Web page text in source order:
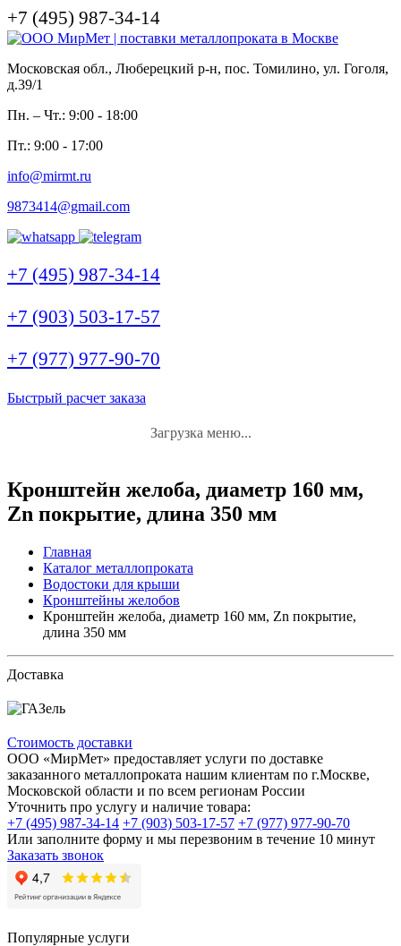
+7 (495) 987-34-14
Московская обл., Люберецкий р-н, пос. Томилино, ул. Гоголя,
д.39/1
Пн. – Чт.: 9:00 - 18:00
Пт.: 9:00 - 17:00
info@mirmt.ru
9873414@gmail.com
+7 (495) 987-34-14
+7 (903) 503-17-57
+7 (977) 977-90-70
Быстрый расчет заказа
Загрузка меню...
Кронштейн желоба, диаметр 160 мм,
Zn покрытие, длина 350 мм
Главная
Каталог металлопроката
Водостоки для крыши
Кронштейны желобов
Кронштейн желоба, диаметр 160 мм, Zn покрытие,
длина 350 мм
Доставка
Стоимость доставки
ООО «МирМет» предоставляет услуги по доставке
заказанного металлопроката нашим клиентам по г.Москве,
Московской области и по всем регионам России
Уточнить про услугу и наличие товара:
+7 (495) 987-34-14 +7 (903) 503-17-57 +7 (977) 977-90-70
Или заполните форму и мы перезвоним в течение 10 минут
Заказать звонок
Популярные услуги